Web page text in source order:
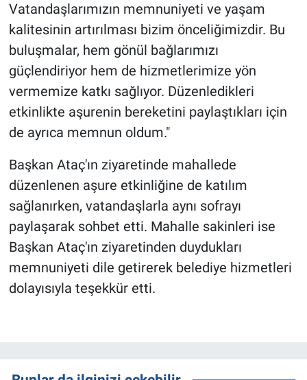
Vatandaşlarımızın memnuniyeti ve yaşam
kalitesinin artırılması bizim önceliğimizdir. Bu
buluşmalar, hem gönül bağlarımızı
güçlendiriyor hem de hizmetlerimize yön
vermemize katkı sağlıyor. Düzenledikleri
etkinlikte aşurenin bereketini paylaştıkları için
de ayrıca memnun oldum."
Başkan Ataç'ın ziyaretinde mahallede
düzenlenen aşure etkinliğine de katılım
sağlanırken, vatandaşlarla aynı sofrayı
paylaşarak sohbet etti. Mahalle sakinleri ise
Başkan Ataç'ın ziyaretinden duydukları
memnuniyeti dile getirerek belediye hizmetleri
dolayısıyla teşekkür etti.